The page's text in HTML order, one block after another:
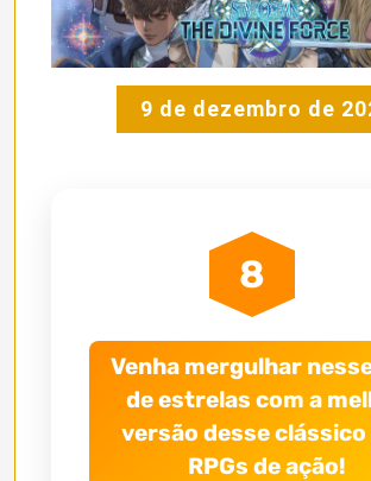
9 de dezembro de
8
Venha mergulhar
de estrelas com a
versão desse clássico
RPGs de ação!